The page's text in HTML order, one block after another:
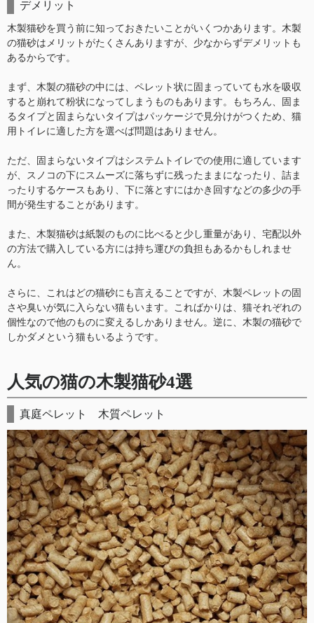
デメリット
木製猫砂を買う前に知っておきたいことがいくつかあります。木製
の猫砂はメリットがたくさんありますが、少なからずデメリットも
あるからです。
まず、木製の猫砂の中には、ペレット状に固まっていても水を吸収
すると崩れて粉状になってしまうものもあります。もちろん、固ま
るタイプと固まらないタイプはパッケージで見分けがつくため、猫
用トイレに適した方を選べば問題はありません。
ただ、固まらないタイプはシステムトイレでの使用に適しています
が、スノコの下にスムーズに落ちずに残ったままになったり、詰ま
ったりするケースもあり、下に落とすにはかき回すなどの多少の手
間が発生することがあります。
また、木製猫砂は紙製のものに比べると少し重量があり、宅配以外
の方法で購入している方には持ち運びの負担もあるかもしれませ
ん。
さらに、これはどの猫砂にも言えることですが、木製ペレットの固
さや臭いが気に入らない猫もいます。こればかりは、猫それぞれの
個性なので他のものに変えるしかありません。逆に、木製の猫砂で
しかダメという猫もいるようです。
人気の猫の木製猫砂4選
真庭ペレット 木質ペレット